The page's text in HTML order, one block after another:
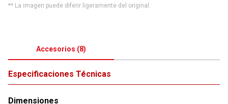
** La imagen puede diferir ligeramente del original.
Accesorios (8)
Especificaciones Técnicas
Dimensiones